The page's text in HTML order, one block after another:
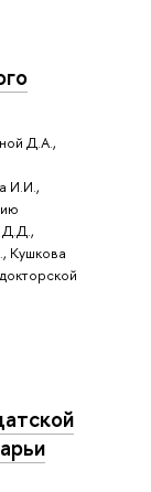
Д.А.,
И.И.,
Д.Д.,
Кушкова